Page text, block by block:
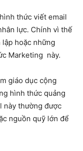
thức viết email
lực. Chính vì thế
hoặc những
Marketing này.
giáo dục cộng
hình thức quảng
này thường được
nguồn quỹ lớn để